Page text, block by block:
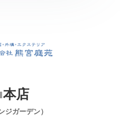
本店
ジガーデン）